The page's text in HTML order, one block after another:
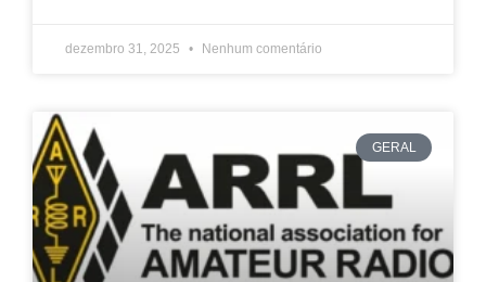
dezembro 31, 2025 Nenhum comentário
GERAL